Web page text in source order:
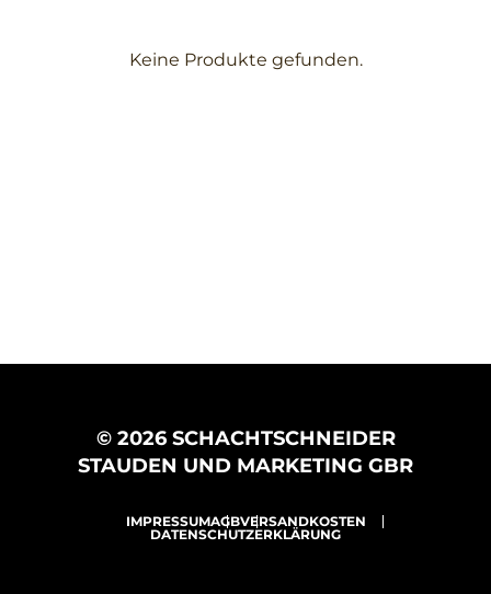
Keine Produkte gefunden.
© 2026 SCHACHTSCHNEIDER
STAUDEN UND MARKETING GBR
IMPRESSUMAGBVERSANDKOSTEN
DATENSCHUTZERKLÄRUNG